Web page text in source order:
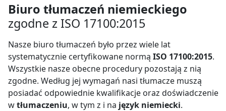
Biuro tłumaczeń niemieckiego
zgodne z ISO 17100:2015
Nasze biuro tłumaczeń było przez wiele lat
systematycznie certyfikowane normą ISO 17100:2015.
Wszystkie nasze obecne procedury pozostają z nią
zgodne. Według jej wymagań nasi tłumacze muszą
posiadać odpowiednie kwalifikacje oraz doświadczenie
wtłumaczeniu, w tym z i na język niemiecki.